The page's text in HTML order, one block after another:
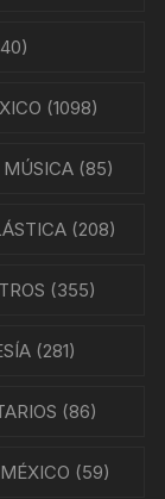
(1098)
MÚSICA (85)
(208)
(355)
(281)
(86)
(59)